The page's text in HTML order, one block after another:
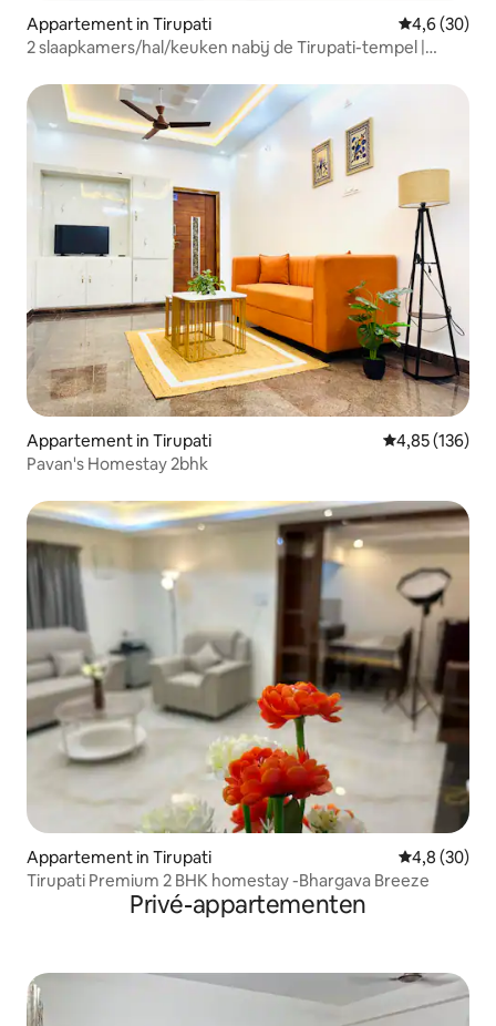
Appartement in Tirupati Gemiddelde
4,6 (30)
2 slaapkamers/hal/keuken nabij de Tirupati-tempel |
Appartement in Tirupati Gemiddelde
4,85 (136)
Pavan's Homestay 2bhk
Appartement in Tirupati Gemiddelde
4,8 (30)
Tirupati Premium 2 BHK homestay -Bhargava Breeze
Privé-appartementen